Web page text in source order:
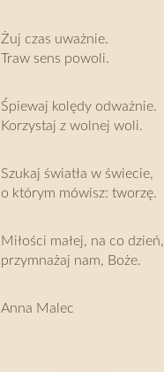
Żuj czas uważnie.
Traw sens powoli.
Śpiewaj kolędy odważnie.
Korzystaj z wolnej woli.
Szukaj światła w świecie,
o którym mówisz: tworzę.
Miłości małej, na co dzień,
przymnażaj nam, Boże.
Anna Malec